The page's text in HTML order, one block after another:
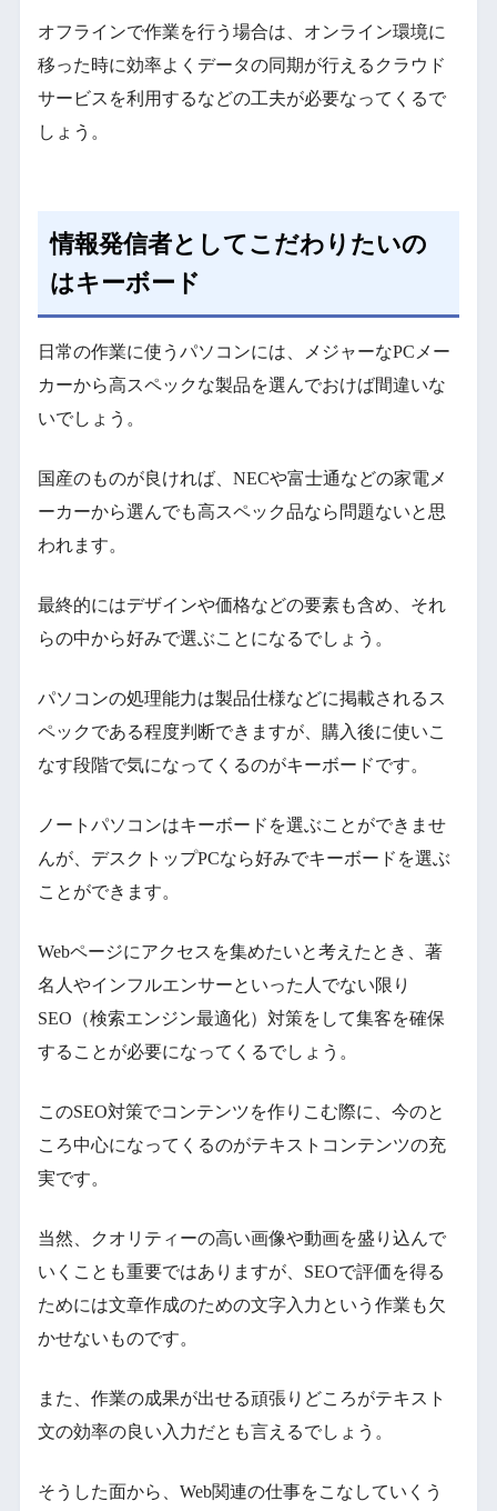
オフラインで作業を行う場合は、オンライン環境に
移った時に効率よくデータの同期が行えるクラウド
サービスを利用するなどの工夫が必要なってくるで
しょう。
情報発信者としてこだわりたいの
はキーボード
日常の作業に使うパソコンには、メジャーなPCメー
カーから高スペックな製品を選んでおけば間違いな
いでしょう。
国産のものが良ければ、NECや富士通などの家電メ
ーカーから選んでも高スペック品なら問題ないと思
われます。
最終的にはデザインや価格などの要素も含め、それ
らの中から好みで選ぶことになるでしょう。
パソコンの処理能力は製品仕様などに掲載されるス
ペックである程度判断できますが、購入後に使いこ
なす段階で気になってくるのがキーボードです。
ノートパソコンはキーボードを選ぶことができませ
んが、デスクトップPCなら好みでキーボードを選ぶ
ことができます。
Webページにアクセスを集めたいと考えたとき、著
名人やインフルエンサーといった人でない限り
SEO（検索エンジン最適化）対策をして集客を確保
することが必要になってくるでしょう。
このSEO対策でコンテンツを作りこむ際に、今のと
ころ中心になってくるのがテキストコンテンツの充
実です。
当然、クオリティーの高い画像や動画を盛り込んで
いくことも重要ではありますが、SEOで評価を得る
ためには文章作成のための文字入力という作業も欠
かせないものです。
また、作業の成果が出せる頑張りどころがテキスト
文の効率の良い入力だとも言えるでしょう。
そうした面から、Web関連の仕事をこなしていくう